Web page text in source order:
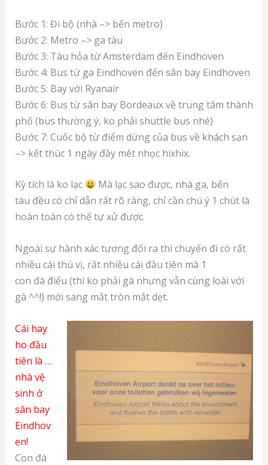
Bước 1: Đi bộ (nhà –> bến metro)
Bước 2: Metro –> ga tàu
Bước 3: Tàu hỏa từ Amsterdam đến Eindhoven
Bước 4: Bus từ ga Eindhoven đến sân bay Eindhoven
Bước 5: Bay với Ryanair
Bước 6: Bus từ sân bay Bordeaux về trung tâm thành
phố (bus thường ý, ko phải shuttle bus nhé)
Bước 7: Cuốc bộ từ điểm dừng của bus về khách sạn
–> kết thúc 1 ngày đầy mêt nhọc hixhix.
Kỳ tích là ko lạc
Mà lạc sao được, nhà ga, bến
tàu đều có chỉ dẫn rất rõ ràng, chỉ cần chú ý 1 chút là
hoàn toàn có thể tự xử được.
Ngoài sự hành xác tương đối ra thì chuyến đi có rất
nhiều cái thú vị, rất nhiều cái đầu tiên mà 1
con đà điểu (thì ko phải gà nhưng vẫn cùng loài với
gà ^^!) mới sang mắt tròn mắt dẹt.
Cái hay
ho đầu
tiên là …
nhà vệ
sinh ở
sân bay
Eindhov
en!
Con đà